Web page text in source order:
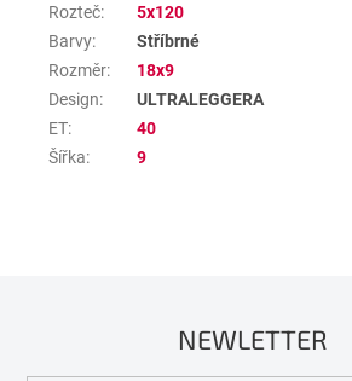
Rozteč:
5x120
Barvy:
Stříbrné
Rozměr:
18x9
Design:
ULTRALEGGERA
ET:
40
Šířka: 9
NEWLETTER